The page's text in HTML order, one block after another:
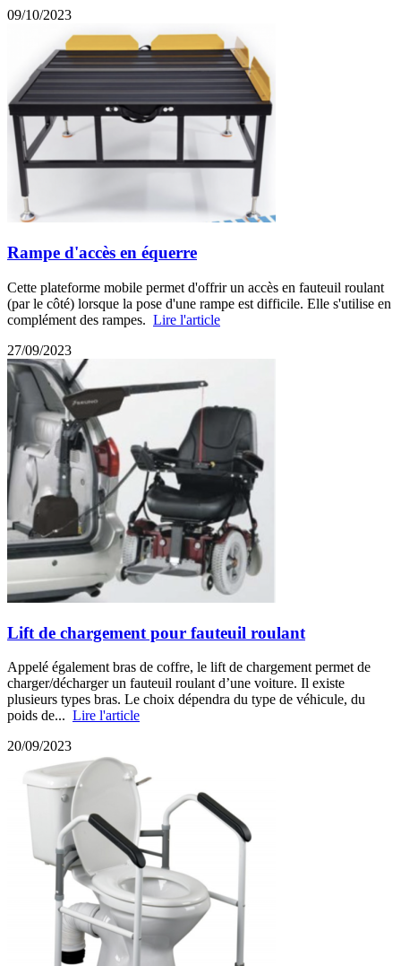
09/10/2023
Rampe d'accès en équerre
Cette plateforme mobile permet d'offrir un accès en fauteuil roulant
(par le côté) lorsque la pose d'une rampe est difficile. Elle s'utilise en
complément des rampes. Lire l'article
27/09/2023
Lift de chargement pour fauteuil roulant
Appelé également bras de coffre, le lift de chargement permet de
charger/décharger un fauteuil roulant d’une voiture. Il existe
plusieurs types bras. Le choix dépendra du type de véhicule, du
poids de... Lire l'article
20/09/2023